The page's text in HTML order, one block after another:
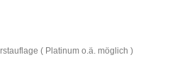
( Platinum o.ä. möglich )